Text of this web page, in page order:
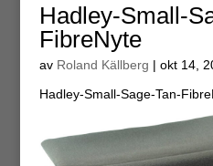
Hadley-Small-
FibreNyte
av Roland Källberg | okt 14,
Hadley-Small-Sage-Tan-